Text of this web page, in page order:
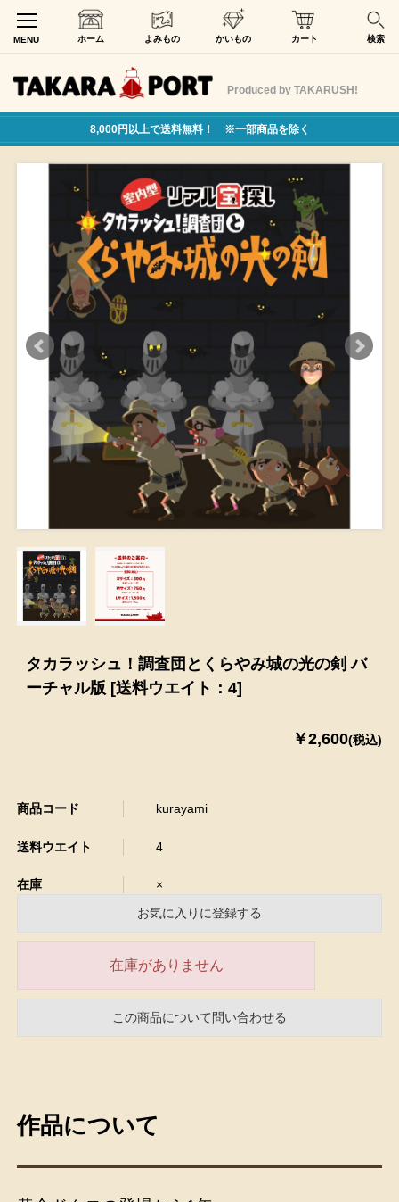
MENU ホーム よみもの かいもの カート 検索
Produced by TAKARUSH!
8,000円以上で送料無料！ ※一部商品を除く
タカラッシュ！調査団とくらやみ城の光の剣 バ
ーチャル版 [送料ウエイト：4]
￥2,600(税込)
商品コード kurayami
送料ウエイト 4
在庫
×
お気に入りに登録する
在庫がありません
この商品について問い合わせる
作品について